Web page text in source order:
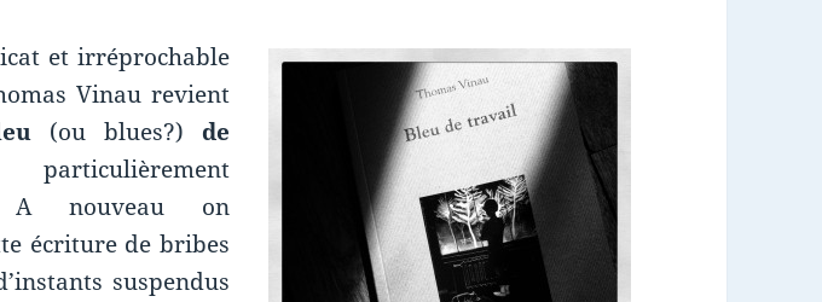
et irréprochable
Vinau revient
(ou blues?) de
A nouveau on
écriture de bribes
suspendus